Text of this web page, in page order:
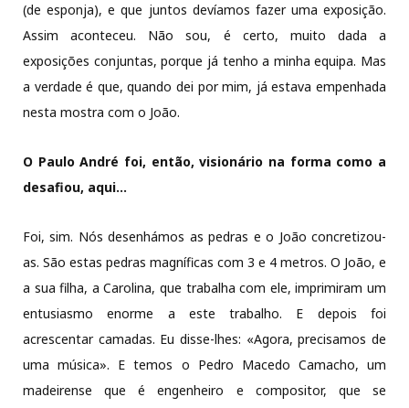
(de esponja), e que juntos devíamos fazer uma exposição.
Assim aconteceu. Não sou, é certo, muito dada a
exposições conjuntas, porque já tenho a minha equipa. Mas
a verdade é que, quando dei por mim, já estava empenhada
nesta mostra com o João.
O Paulo André foi, então, visionário na forma como a
desafiou, aqui…
Foi, sim. Nós desenhámos as pedras e o João concretizou-
as. São estas pedras magníficas com 3 e 4 metros. O João, e
a sua filha, a Carolina, que trabalha com ele, imprimiram um
entusiasmo enorme a este trabalho. E depois foi
acrescentar camadas. Eu disse-lhes: «Agora, precisamos de
uma música». E temos o Pedro Macedo Camacho, um
madeirense que é engenheiro e compositor, que se